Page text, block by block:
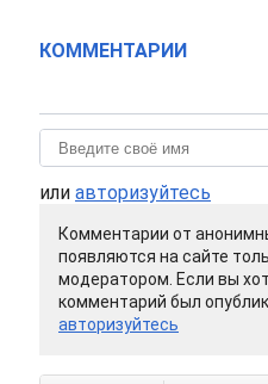
КОММЕНТАРИИ
или авторизуйтесь
Комментарии от
появляются на сайте
модератором. Если вы
комментарий был
авторизуйтесь